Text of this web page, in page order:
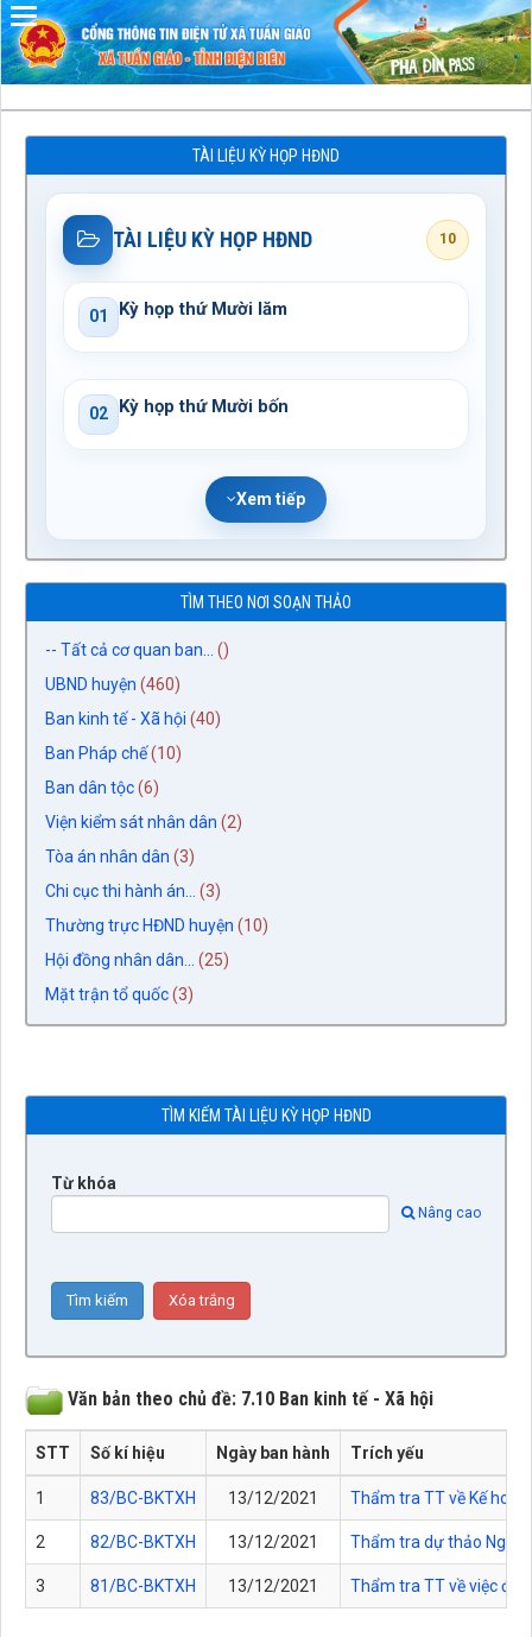
TÀI LIỆU KỲ HỌP HĐND
TÀI LIỆU KỲ HỌP HĐND 10
01 Kỳ họp thứ Mười lăm
02 Kỳ họp thứ Mười bốn
Xem tiếp
TÌM THEO NƠI SOẠN THẢO
-- Tất cả cơ quan ban...
()
UBND huyện (460)
Ban kinh tế - Xã hội (40)
Ban Pháp chế(10)
Ban dân tộc(6)
Viện kiểm sát nhân dân (2)
Tòa án nhân dân (3)
Chi cục thi hành án...
(3)
Thường trực HĐND huyện (10)
Hội đồng nhân dân...
(25)
Mặt trận tổ quốc(3)
TÌM KIẾM TÀI LIỆU KỲ HỌP HĐND
Từ khóa
Nâng cao
Văn bản theo chủ đề: 7.10 Ban kinh tế - Xã hội
STT Số kí hiệu Ngày ban hành Trích yếu
1 83/BC-BKTXH 13/12/2021 Thẩm tra TT về Kế
2 82/BC-BKTXH 13/12/2021 Thẩm tra dự thảo Nghị
3 81/BC-BKTXH 13/12/2021 Thẩm tra TT về việc đề
Đã kết nối EMC